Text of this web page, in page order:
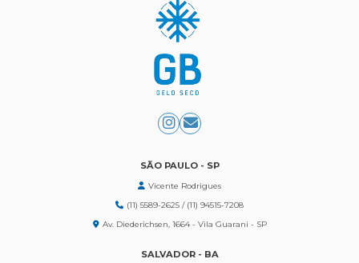
SÃO PAULO - SP
Vicente Rodrigues
(11) 5589-2625 / (11) 94515-7208
Av. Diederichsen, 1664 - Vila Guarani - SP
SALVADOR - BA